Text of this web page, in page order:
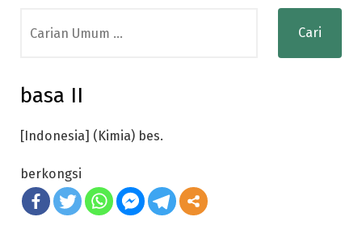
for:
basa II
[Indonesia] (Kimia) bes.
berkongsi